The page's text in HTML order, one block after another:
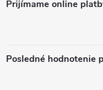
Prijímame online
Posledné hodnotenie